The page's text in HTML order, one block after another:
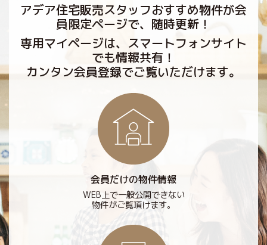
アデア住宅販売スタッフおすすめ物件が会
員限定ページで、随時更新！
専用マイページは、スマートフォンサイト
でも情報共有！
カンタン会員登録でご覧いただけます。
会員だけの物件情報
WEB上で一般公開できない
物件がご覧頂けます。